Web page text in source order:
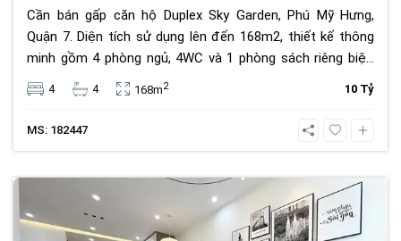
Cần bán gấp căn hộ Duplex Sky Garden, Phú Mỹ Hưng,
Quận 7. Diện tích sử dụng lên đến 168m2, thiết kế thông
minh gồm 4 phòng ngủ, 4WC và 1 phòng sách riêng biệt.
Căn góc cực đẹp, nội thất cao cấp từ An Cường, Malloca,
Hafele. Giá bán chỉ 10 tỷ đồng. Liên hệ ngay để xem nhà.
4 4 168m2 10 Tỷ
MS: 182447
180